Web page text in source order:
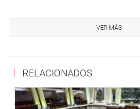
recursos adicionales al tesoro
pertinentes para la difusión de las
Igualmente, el Ministerio de Salud,
en sesión conjunta de la Comisión de
la Comisión de Defensa al
Reguladores de los Servicios
VER MÁS
RELACIONADOS